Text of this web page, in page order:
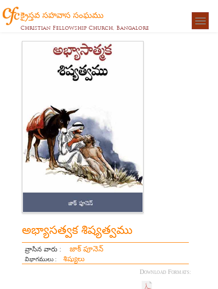
క్రైస్తవ సహవాస సంఘము
Christian Fellowship Church, Bangalore
అభ్యాసత్వక శిష్యత్వము
వ్రాసిన వారు : జాక్ పూనెన్
విభాగములు : శిష్యులు
Download Formats: